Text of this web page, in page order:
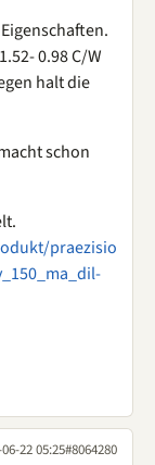
0.98 C/W
halt die
schon
praezisio
22 05:25#8064280